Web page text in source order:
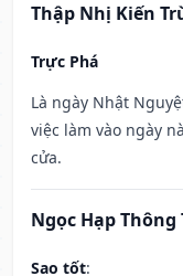
Thập Nhị Kiến
Trực Phá
Là ngày Nhật
việc làm vào ngày
cửa.
Ngọc Hạp Thông
Sao tốt: